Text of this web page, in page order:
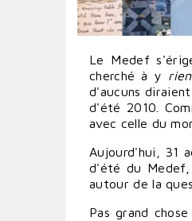
Le Medef
cherché à y rien
d'aucuns
d'été 2010.
avec celle du
Aujourd'hui, 31
d'été du Medef,
autour de la
Pas grand